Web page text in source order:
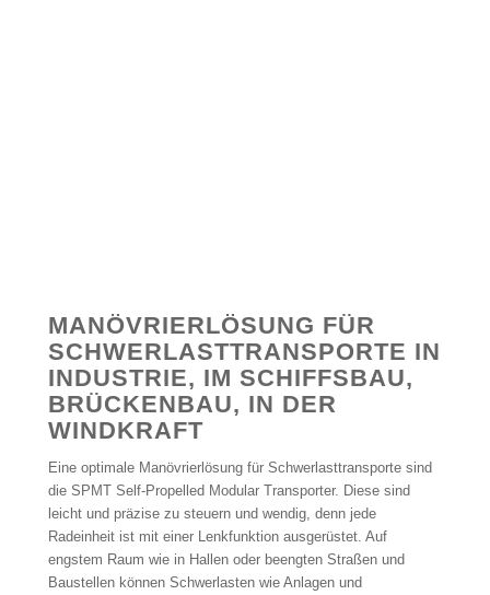
MANÖVRIERLÖSUNG FÜR
SCHWERLASTTRANSPORTE IN
INDUSTRIE, IM SCHIFFSBAU,
BRÜCKENBAU, IN DER
WINDKRAFT
Eine optimale Manövrierlösung für Schwerlasttransporte sind
die SPMT Self-Propelled Modular Transporter. Diese sind
leicht und präzise zu steuern und wendig, denn jede
Radeinheit ist mit einer Lenkfunktion ausgerüstet. Auf
engstem Raum wie in Hallen oder beengten Straßen und
Baustellen können Schwerlasten wie Anlagen und